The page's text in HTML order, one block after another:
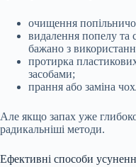
очищення
видалення попелу та
бажано з
протирка
засобами;
прання або заміна
Але якщо запах уже глибоко
радикальніші методи.
Ефективні способи